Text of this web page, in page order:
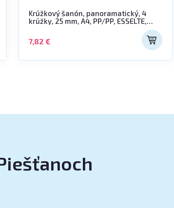
Krúžkový šanón, panoramatický, 4
krúžky, 25 mm, A4, PP/PP, ESSELTE,
7,82 €